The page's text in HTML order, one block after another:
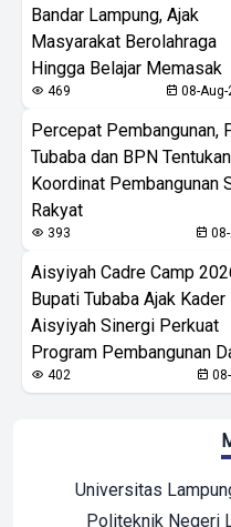
Bandar Lampung, Ajak
Masyarakat Berolahraga
Hingga Belajar Memasak
469 08-Aug-
Percepat Pembangunan,
Tubaba dan BPN
Koordinat Pembangunan
Rakyat
393
Aisyiyah Cadre Camp
Bupati Tubaba Ajak Kader
Aisyiyah Sinergi Perkuat
Program Pembangunan
402
Universitas
Politeknik Negeri